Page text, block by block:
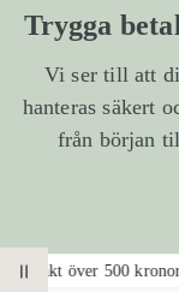
Trygga
Vi ser till att
hanteras säkert
från början
PAUSA
Fri frakt över 500